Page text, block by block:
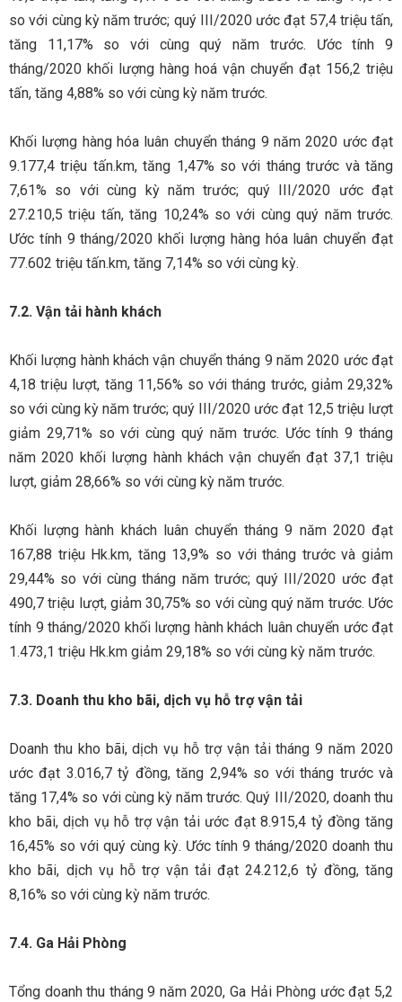
so với cùng kỳ năm trước; quý III/2020 ước đạt 57,4 triệu tấn,
tăng 11,17% so với cùng quý năm trước. Ước tính 9
tháng/2020 khối lượng hàng hoá vận chuyển đạt 156,2 triệu
tấn, tăng 4,88% so với cùng kỳ năm trước.
Khối lượng hàng hóa luân chuyển tháng 9 năm 2020 ước đạt
9.177,4 triệu tấn.km, tăng 1,47% so với tháng trước và tăng
7,61% so với cùng kỳ năm trước; quý III/2020 ước đạt
27.210,5 triệu tấn, tăng 10,24% so với cùng quý năm trước.
Ước tính 9 tháng/2020 khối lượng hàng hóa luân chuyển đạt
77.602 triệu tấn.km, tăng 7,14% so với cùng kỳ.
7.2. Vận tải hành khách
Khối lượng hành khách vận chuyển tháng 9 năm 2020 ước đạt
4,18 triệu lượt, tăng 11,56% so với tháng trước, giảm 29,32%
so với cùng kỳ năm trước; quý III/2020 ước đạt 12,5 triệu lượt
giảm 29,71% so với cùng quý năm trước. Ước tính 9 tháng
năm 2020 khối lượng hành khách vận chuyển đạt 37,1 triệu
lượt, giảm 28,66% so với cùng kỳ năm trước.
Khối lượng hành khách luân chuyển tháng 9 năm 2020 đạt
167,88 triệu Hk.km, tăng 13,9% so với tháng trước và giảm
29,44% so với cùng tháng năm trước; quý III/2020 ước đạt
490,7 triệu lượt, giảm 30,75% so với cùng quý năm trước. Ước
tính 9 tháng/2020 khối lượng hành khách luân chuyển ước đạt
1.473,1 triệu Hk.km giảm 29,18% so với cùng kỳ năm trước.
7.3. Doanh thu kho bãi, dịch vụ hỗ trợ vận tải
Doanh thu kho bãi, dịch vụ hỗ trợ vận tải tháng 9 năm 2020
ước đạt 3.016,7 tỷ đồng, tăng 2,94% so với tháng trước và
tăng 17,4% so với cùng kỳ năm trước. Quý III/2020, doanh thu
kho bãi, dịch vụ hỗ trợ vận tải ước đạt 8.915,4 tỷ đồng tăng
16,45% so với quý cùng kỳ. Ước tính 9 tháng/2020 doanh thu
kho bãi, dịch vụ hỗ trợ vận tải đạt 24.212,6 tỷ đồng, tăng
8,16% so với cùng kỳ năm trước.
7.4. Ga Hải Phòng
Tổng doanh thu tháng 9 năm 2020, Ga Hải Phòng ước đạt 5,2